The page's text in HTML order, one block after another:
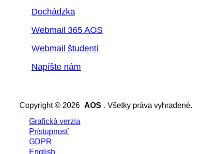
Dochádzka
Webmail 365 AOS
Webmail študenti
Napíšte nám
Copyright © 2026 AOS . Všetky práva vyhradené.
Grafická verzia
Prístupnosť
GDPR
English